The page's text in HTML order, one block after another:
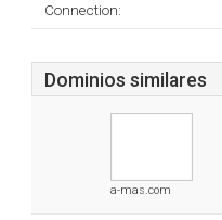
Connection:
Dominios similares
a-mas.com